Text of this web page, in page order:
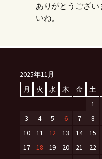
ありがとうござ
いね。
2025年11月
月
火 水 木 金 土
1
3
4 5 6 7 8
10
11 12 13 14 15
17
18 19 20 21 22